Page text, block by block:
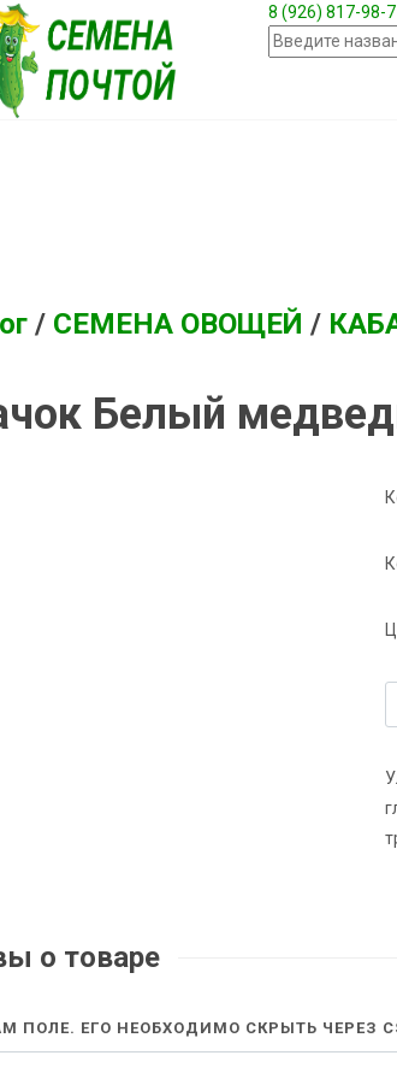
8 (926) 817-98-
/ СЕМЕНА ОВОЩЕЙ /
Белый
о товаре
ПОЛЕ. ЕГО НЕОБХОДИМО СКРЫТЬ ЧЕРЕЗ